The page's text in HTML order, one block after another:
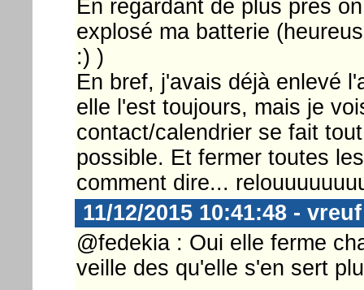
En regardant de plus près
explosé ma batterie
:) )
En bref, j'avais déjà enlevé
elle l'est toujours, mais je
contact/calendrier se fait
possible. Et fermer toutes
comment dire...
11/12/2015 10:41:48 - vreuf
@fedekia : Oui elle ferme
veille des qu'elle s'en sert